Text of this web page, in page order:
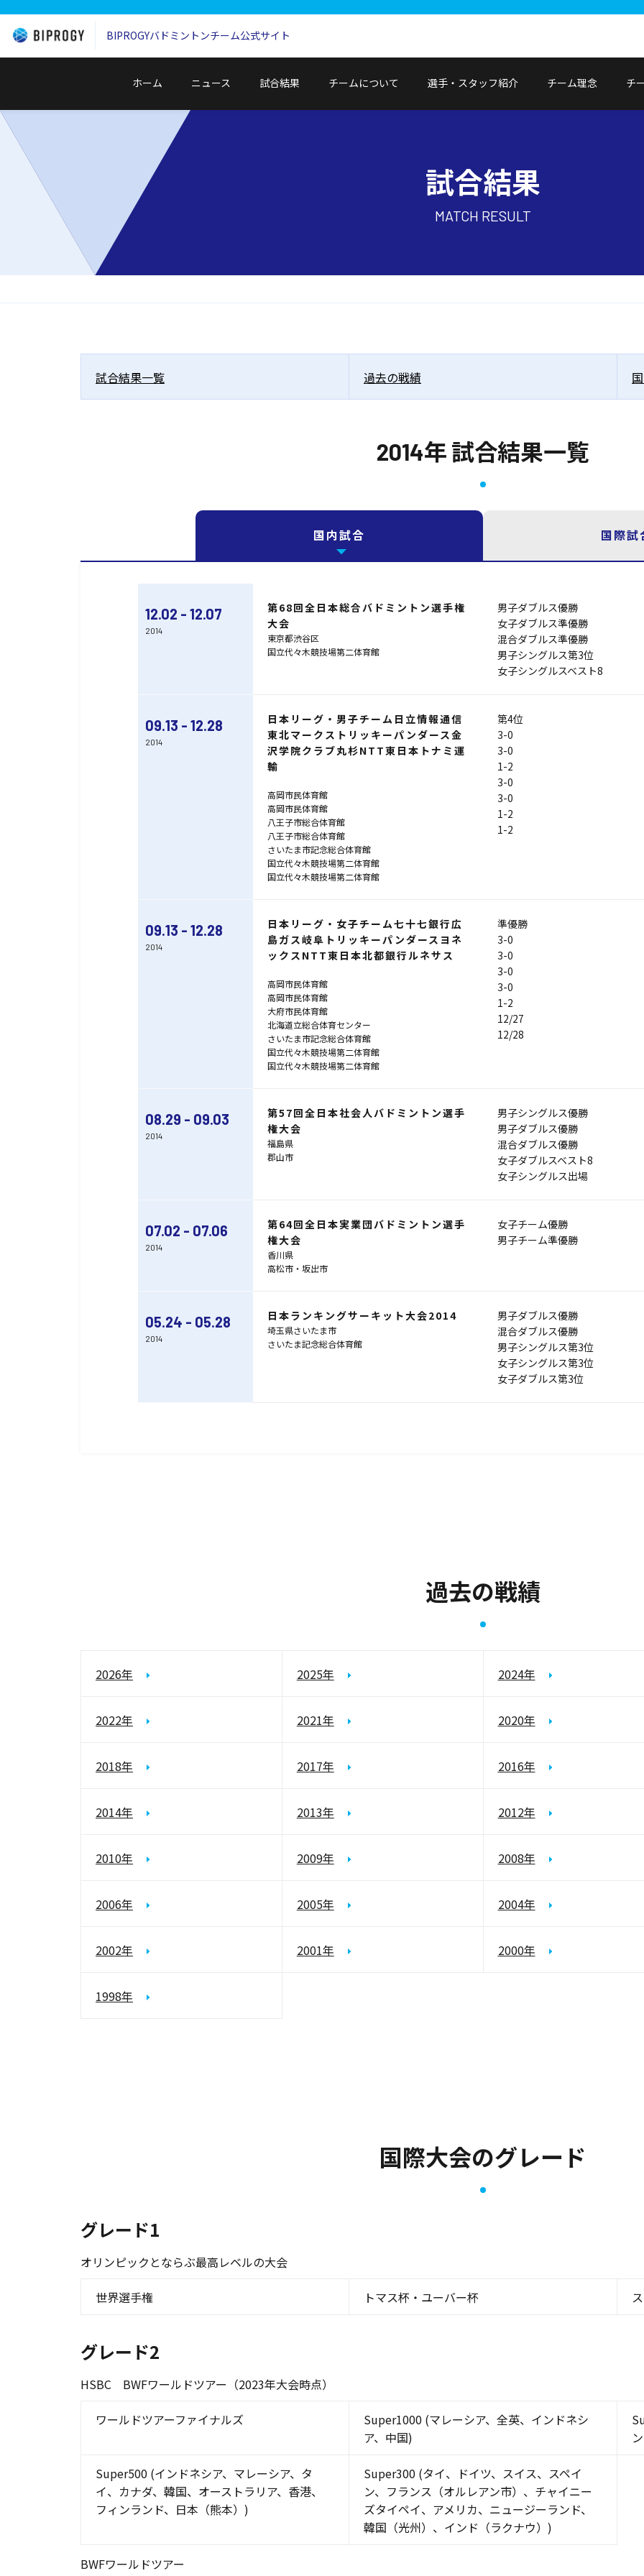
BIPROGYバドミントンチーム公式サイト
ホーム ニュース 試合結果 チームについて 選手・スタッフ紹介 チーム理念 チ
試合結果
MATCH RESULT
試合結果一覧 過去の戦績
2014年 試合結果一覧
国内試合 国際試
12.02 - 12.07
2014
第68回全日本総合バドミントン選手権
大会
東京都渋谷区
国立代々木競技場第二体育館
男子ダブルス優勝
女子ダブルス準優勝
混合ダブルス準優勝
男子シングルス第3位
女子シングルスベスト8
09.13 - 12.28
2014
日本リーグ・男子チーム日立情報通信
東北マークストリッキーパンダース金
沢学院クラブ丸杉NTT東日本トナミ運
輸
高岡市民体育館
高岡市民体育館
八王子市総合体育館
八王子市総合体育館
さいたま市記念総合体育館
国立代々木競技場第二体育館
国立代々木競技場第二体育館
第4位
3-0
3-0
1-2
3-0
3-0
1-2
1-2
09.13 - 12.28
2014
日本リーグ・女子チーム七十七銀行広
島ガス岐阜トリッキーパンダースヨネ
ックスNTT東日本北都銀行ルネサス
高岡市民体育館
高岡市民体育館
大府市民体育館
北海道立総合体育センター
さいたま市記念総合体育館
国立代々木競技場第二体育館
国立代々木競技場第二体育館
準優勝
3-0
3-0
3-0
3-0
1-2
12/27
12/28
08.29 - 09.03
2014
第57回全日本社会人バドミントン選手
権大会
福島県
郡山市
男子シングルス優勝
男子ダブルス優勝
混合ダブルス優勝
女子ダブルスベスト8
女子シングルス出場
07.02 - 07.06
2014
第64回全日本実業団バドミントン選手
権大会
香川県
高松市・坂出市
女子チーム優勝
男子チーム準優勝
05.24 - 05.28
2014
日本ランキングサーキット大会2014
埼玉県さいたま市
さいたま記念総合体育館
男子ダブルス優勝
混合ダブルス優勝
男子シングルス第3位
女子シングルス第3位
女子ダブルス第3位
過去の戦績
2026年 2025年 2024年
2022年 2021年 2020年
2018年 2017年 2016年
2014年 2013年 2012年
2010年 2009年 2008年
2006年 2005年 2004年
2002年 2001年 2000年
1998年
国際大会のグレード
グレード1
オリンピックとならぶ最高レベルの大会
世界選手権 トマス杯・ユーバー杯
グレード2
HSBC BWFワールドツアー（2023年大会時点）
ワールドツアーファイナルズ
Super1000 (マレーシア、全英、インドネシ
ア、中国)
Super500 (インドネシア、マレーシア、タ
イ、カナダ、韓国、オーストラリア、香港、
フィンランド、日本（熊本）)
Super300 (タイ、ドイツ、スイス、スペイ
ン、フランス（オルレアン市）、チャイニー
ズタイペイ、アメリカ、ニュージーランド、
韓国（光州）、インド（ラクナウ）)
BWFワールドツアー